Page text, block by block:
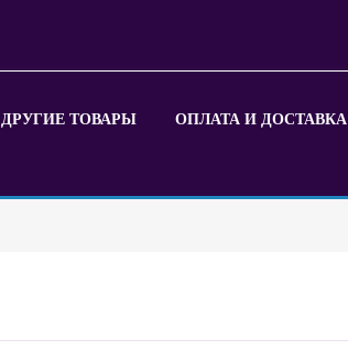
ДРУГИЕ ТОВАРЫ ОПЛАТА И ДОСТАВКА